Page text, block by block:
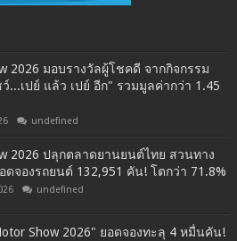
2026 มอบรางวัลผู้โชคดี จากกิจกรรม
...เปย์ แล้ว เปย์ อีก" รวมมูลค่ากว่า 1.45
undefined
2026 ปลุกตลาดยานยนต์ไทย สวนทาง
ดจองรถยนต์ 132,951 คัน! โตกว่า 71.8%
undefined
Show 2026" ยอดจองทะลุ 4 หมื่นคัน!